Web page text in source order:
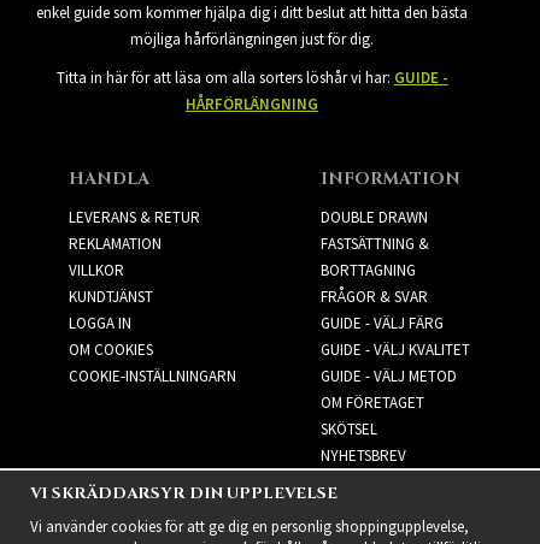
enkel guide som kommer hjälpa dig i ditt beslut att hitta den bästa
möjliga hårförlängningen just för dig.
Titta in här för att läsa om alla sorters löshår vi har: GUIDE -
HÅRFÖRLÄNGNING
HANDLA
LEVERANS & RETUR
REKLAMATION
VILLKOR
KUNDTJÄNST
LOGGA IN
OM COOKIES
COOKIE-INSTÄLLNINGARN
INFORMATION
DOUBLE DRAWN
FASTSÄTTNING &
BORTTAGNING
FRÅGOR & SVAR
GUIDE - VÄLJ FÄRG
GUIDE - VÄLJ KVALITET
GUIDE - VÄLJ METOD
OM FÖRETAGET
SKÖTSEL
NYHETSBREV
NYHETSBREV
VI SKRÄDDARSYR DIN UPPLEVELSE
Vi använder cookies för att ge dig en personlig shoppingupplevelse,